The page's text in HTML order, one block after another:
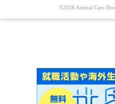
©2026 Animal Care